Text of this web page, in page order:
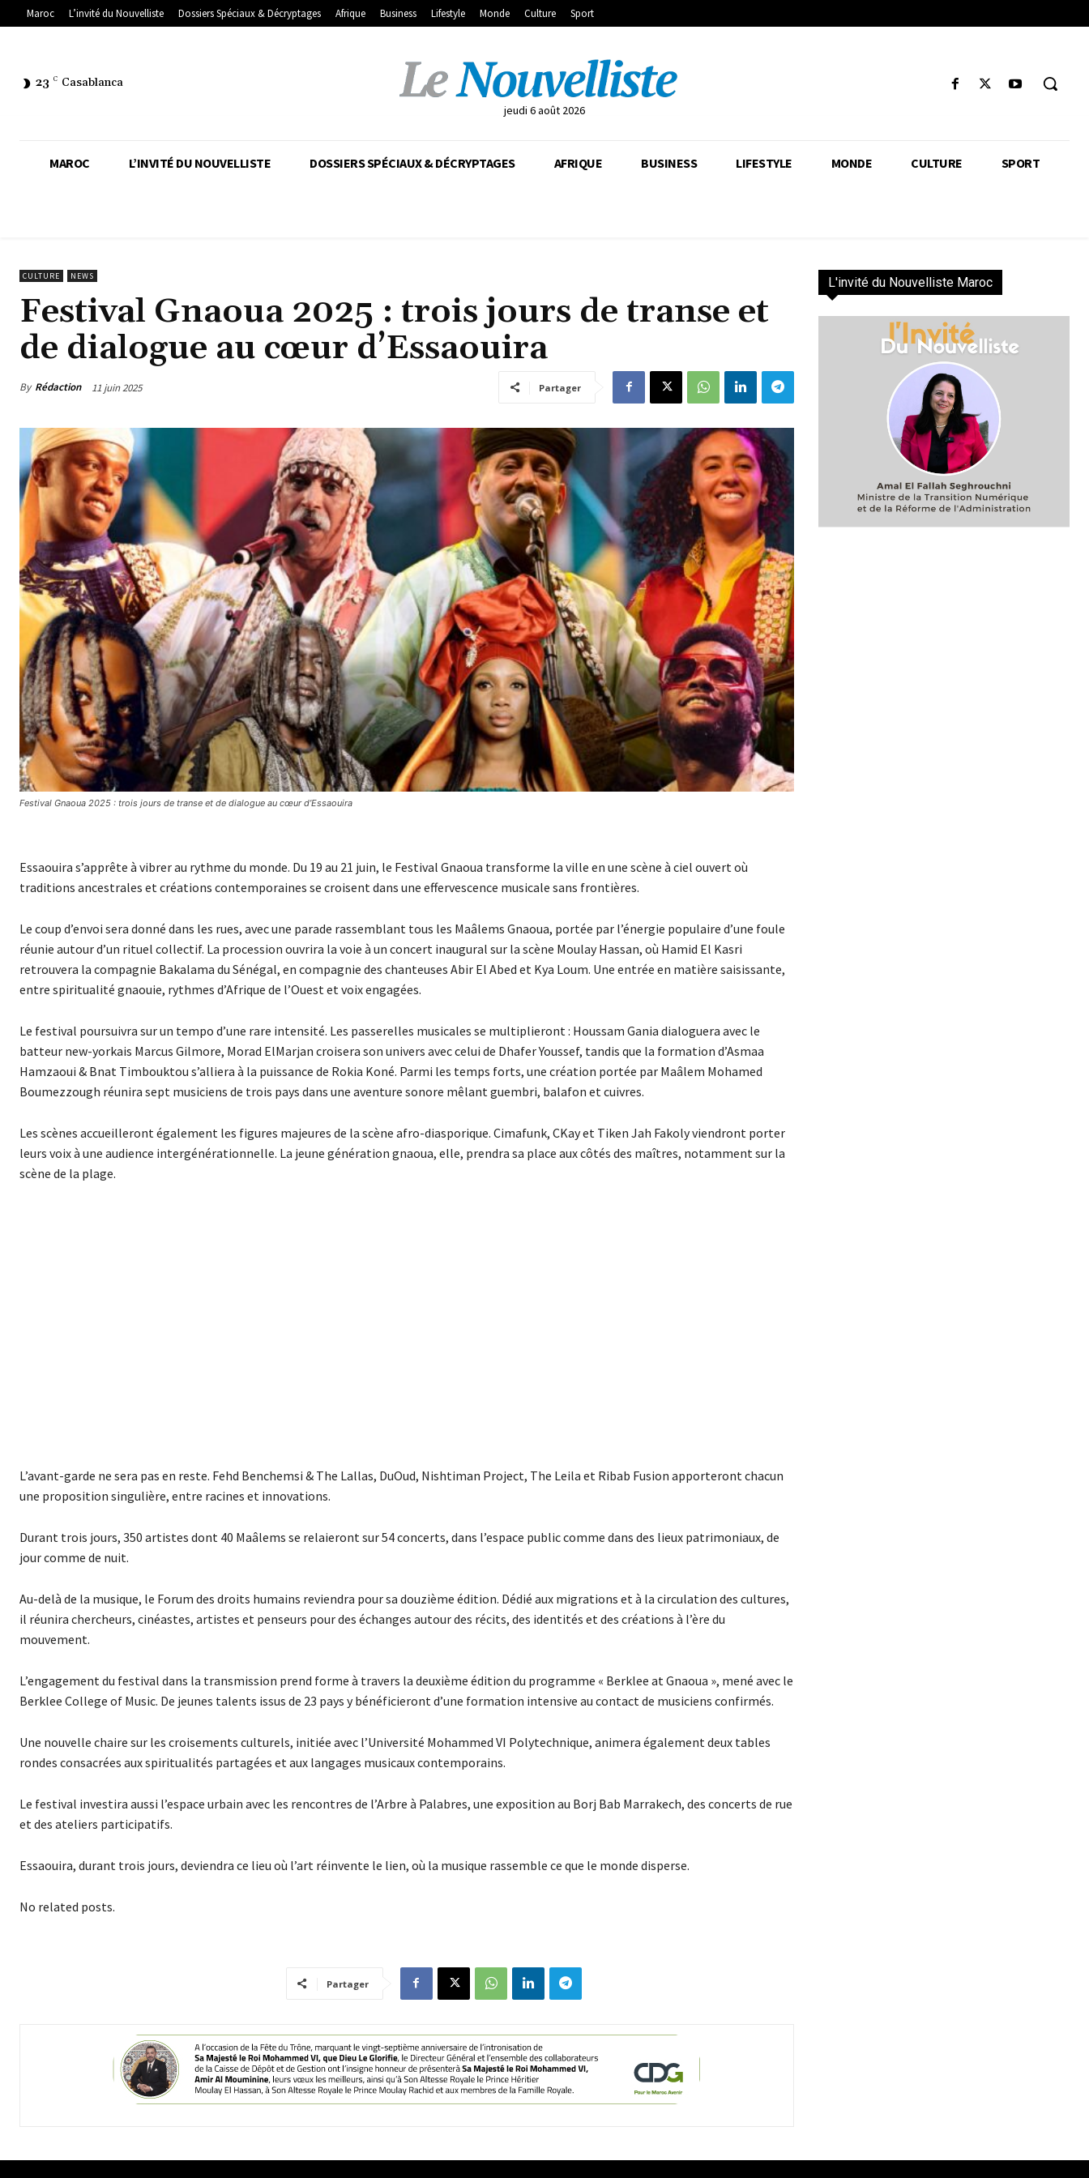
Maroc L’invité du Nouvelliste Dossiers Spéciaux & Décryptages Afrique Business Lifestyle Monde Culture Sport
23 C Casablanca
jeudi 6 août 2026
MAROC L’INVITÉ DU NOUVELLISTE DOSSIERS SPÉCIAUX & DÉCRYPTAGES AFRIQUE BUSINESS LIFESTYLE MONDE CULTURE SPORT
CULTURE NEWS
Festival Gnaoua 2025 : trois jours de transe et
de dialogue au cœur d’Essaouira
By Rédaction 11 juin 2025 Partager
Festival Gnaoua 2025 : trois jours de transe et de dialogue au cœur d’Essaouira
Essaouira s’apprête à vibrer au rythme du monde. Du 19 au 21 juin, le Festival Gnaoua transforme la ville en une scène à ciel ouvert où
traditions ancestrales et créations contemporaines se croisent dans une effervescence musicale sans frontières.
Le coup d’envoi sera donné dans les rues, avec une parade rassemblant tous les Maâlems Gnaoua, portée par l’énergie populaire d’une foule
réunie autour d’un rituel collectif. La procession ouvrira la voie à un concert inaugural sur la scène Moulay Hassan, où Hamid El Kasri
retrouvera la compagnie Bakalama du Sénégal, en compagnie des chanteuses Abir El Abed et Kya Loum. Une entrée en matière saisissante,
entre spiritualité gnaouie, rythmes d’Afrique de l’Ouest et voix engagées.
Le festival poursuivra sur un tempo d’une rare intensité. Les passerelles musicales se multiplieront : Houssam Gania dialoguera avec le
batteur new-yorkais Marcus Gilmore, Morad ElMarjan croisera son univers avec celui de Dhafer Youssef, tandis que la formation d’Asmaa
Hamzaoui & Bnat Timbouktou s’alliera à la puissance de Rokia Koné. Parmi les temps forts, une création portée par Maâlem Mohamed
Boumezzough réunira sept musiciens de trois pays dans une aventure sonore mêlant guembri, balafon et cuivres.
Les scènes accueilleront également les figures majeures de la scène afro-diasporique. Cimafunk, CKay et Tiken Jah Fakoly viendront porter
leurs voix à une audience intergénérationnelle. La jeune génération gnaoua, elle, prendra sa place aux côtés des maîtres, notamment sur la
scène de la plage.
L’avant-garde ne sera pas en reste. Fehd Benchemsi & The Lallas, DuOud, Nishtiman Project, The Leila et Ribab Fusion apporteront chacun
une proposition singulière, entre racines et innovations.
Durant trois jours, 350 artistes dont 40 Maâlems se relaieront sur 54 concerts, dans l’espace public comme dans des lieux patrimoniaux, de
jour comme de nuit.
Au-delà de la musique, le Forum des droits humains reviendra pour sa douzième édition. Dédié aux migrations et à la circulation des cultures,
il réunira chercheurs, cinéastes, artistes et penseurs pour des échanges autour des récits, des identités et des créations à l’ère du
mouvement.
L’engagement du festival dans la transmission prend forme à travers la deuxième édition du programme « Berklee at Gnaoua », mené avec le
Berklee College of Music. De jeunes talents issus de 23 pays y bénéficieront d’une formation intensive au contact de musiciens confirmés.
Une nouvelle chaire sur les croisements culturels, initiée avec l’Université Mohammed VI Polytechnique, animera également deux tables
rondes consacrées aux spiritualités partagées et aux langages musicaux contemporains.
Le festival investira aussi l’espace urbain avec les rencontres de l’Arbre à Palabres, une exposition au Borj Bab Marrakech, des concerts de rue
et des ateliers participatifs.
Essaouira, durant trois jours, deviendra ce lieu où l’art réinvente le lien, où la musique rassemble ce que le monde disperse.
No related posts.
Partager
L'invité du Nouvelliste Maroc